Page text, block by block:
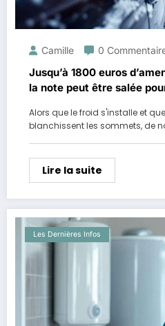
Camille 0
Jusqu’à 1800 euros
la note peut être salée
Alors que le froid s'installe et
blanchissent les sommets, de
Lire la suite
Les Dernières Infos